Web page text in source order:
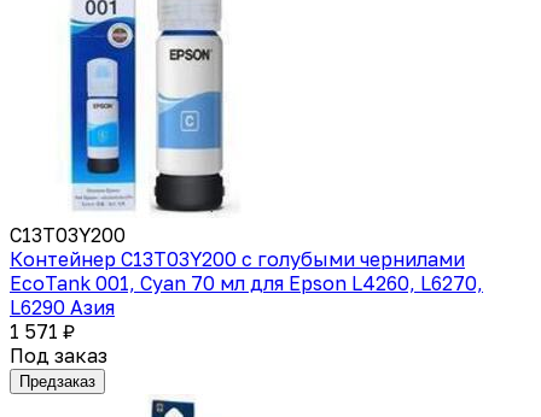
C13T03Y200
Контейнер C13T03Y200 с голубыми чернилами
EcoTank 001, Cyan 70 мл для Epson L4260, L6270,
L6290 Азия
1 571 ₽
Под заказ
Предзаказ